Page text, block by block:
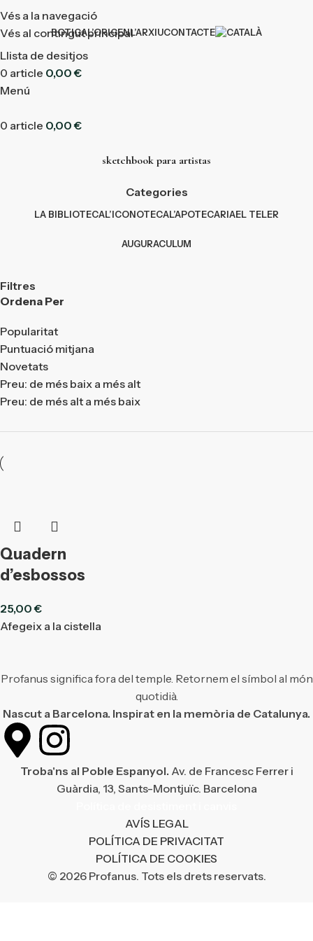
Vés a la navegació
Vés al contingut principal
BOTIGAL’ORIGENL’ARXIUCONTACTE
Llista de desitjos
0 article 0,00€
Menú
0 article 0,00€
sketchbook para artistas
Categories
LA BIBLIOTECAL’ICONOTECAL’APOTECARIAEL TELER
AUGURACULUM
Filtres
Ordena Per
Popularitat
Puntuació mitjana
Novetats
Preu: de més baix a més alt
Preu: de més alt a més baix
Quadern
d’esbossos
25,00€
Afegeix a la cistella
Profanus significa fora del temple. Retornem el símbol al món
quotidià.
Nascut a Barcelona. Inspirat en la memòria de Catalunya.
Troba'ns al Poble Espanyol. Av. de Francesc Ferrer i
Guàrdia, 13, Sants-Montjuïc. Barcelona
AVÍS LEGAL
POLÍTICA DE PRIVACITAT
POLÍTICA DE COOKIES
© 2026 Profanus. Tots els drets reservats.